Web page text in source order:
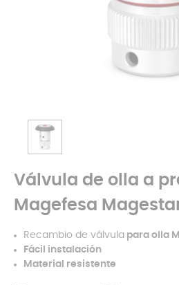
Válvula de olla a
Magefesa
Recambio de válvula para olla
Fácil instalación
Material resistente